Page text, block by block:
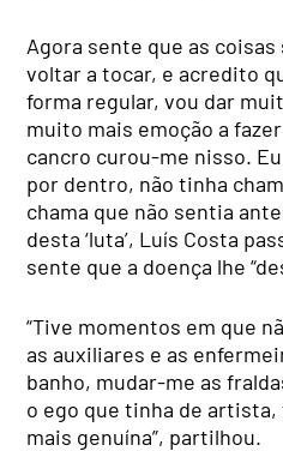
Agora sente que as
voltar a tocar, e acredito
forma regular, vou dar
muito mais emoção a fazer
cancro curou-me nisso.
por dentro, não tinha
chama que não sentia
desta ‘luta’, Luís Costa
sente que a doença lhe
“Tive momentos em que
as auxiliares e as
banho, mudar-me as
o ego que tinha de
mais genuína”, partilhou.